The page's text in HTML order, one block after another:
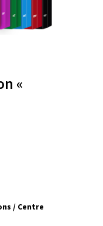
«
/ Centre